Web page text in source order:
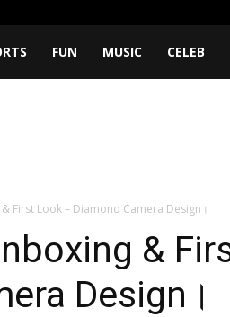
FUN MUSIC CELEB
First Look – Diamond Camera Design।
&
Design।